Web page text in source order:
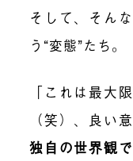
そして、そん
う“変態”たち。
「これは最大
（笑）、良い
独自の世界観